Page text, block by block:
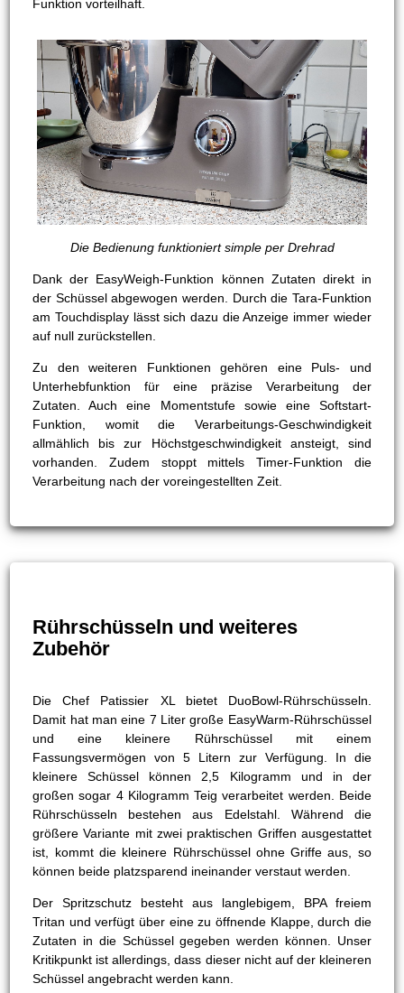
Funktion vorteilhaft.
Die Bedienung funktioniert simple per Drehrad
Dank der EasyWeigh-Funktion können Zutaten direkt in
der Schüssel abgewogen werden. Durch die Tara-Funktion
am Touchdisplay lässt sich dazu die Anzeige immer wieder
auf null zurückstellen.
Zu den weiteren Funktionen gehören eine Puls- und
Unterhebfunktion für eine präzise Verarbeitung der
Zutaten. Auch eine Momentstufe sowie eine Softstart-
Funktion, womit die Verarbeitungs-Geschwindigkeit
allmählich bis zur Höchstgeschwindigkeit ansteigt, sind
vorhanden. Zudem stoppt mittels Timer-Funktion die
Verarbeitung nach der voreingestellten Zeit.
Rührschüsseln und weiteres
Zubehör
Die Chef Patissier XL bietet DuoBowl-Rührschüsseln.
Damit hat man eine 7 Liter große EasyWarm-Rührschüssel
und eine kleinere Rührschüssel mit einem
Fassungsvermögen von 5 Litern zur Verfügung. In die
kleinere Schüssel können 2,5 Kilogramm und in der
großen sogar 4 Kilogramm Teig verarbeitet werden. Beide
Rührschüsseln bestehen aus Edelstahl. Während die
größere Variante mit zwei praktischen Griffen ausgestattet
ist, kommt die kleinere Rührschüssel ohne Griffe aus, so
können beide platzsparend ineinander verstaut werden.
Der Spritzschutz besteht aus langlebigem, BPA freiem
Tritan und verfügt über eine zu öffnende Klappe, durch die
Zutaten in die Schüssel gegeben werden können. Unser
Kritikpunkt ist allerdings, dass dieser nicht auf der kleineren
Schüssel angebracht werden kann.